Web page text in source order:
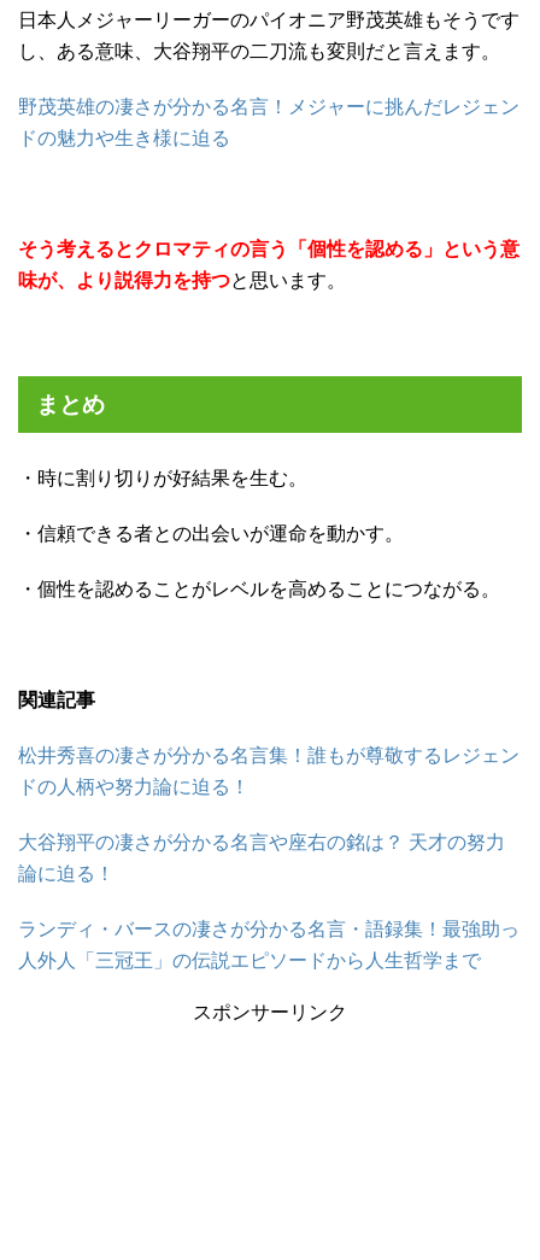
日本人メジャーリーガーのパイオニア野茂英雄もそうです
し、ある意味、大谷翔平の二刀流も変則だと言えます。
野茂英雄の凄さが分かる名言！メジャーに挑んだレジェン
ドの魅力や生き様に迫る
そう考えるとクロマティの言う「個性を認める」という意
味が、より説得力を持つと思います。
まとめ
・時に割り切りが好結果を生む。
・信頼できる者との出会いが運命を動かす。
・個性を認めることがレベルを高めることにつながる。
関連記事
松井秀喜の凄さが分かる名言集！誰もが尊敬するレジェン
ドの人柄や努力論に迫る！
大谷翔平の凄さが分かる名言や座右の銘は？ 天才の努力
論に迫る！
ランディ・バースの凄さが分かる名言・語録集！最強助っ
人外人「三冠王」の伝説エピソードから人生哲学まで
スポンサーリンク